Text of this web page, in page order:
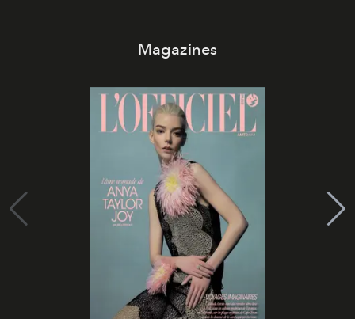
Magazines